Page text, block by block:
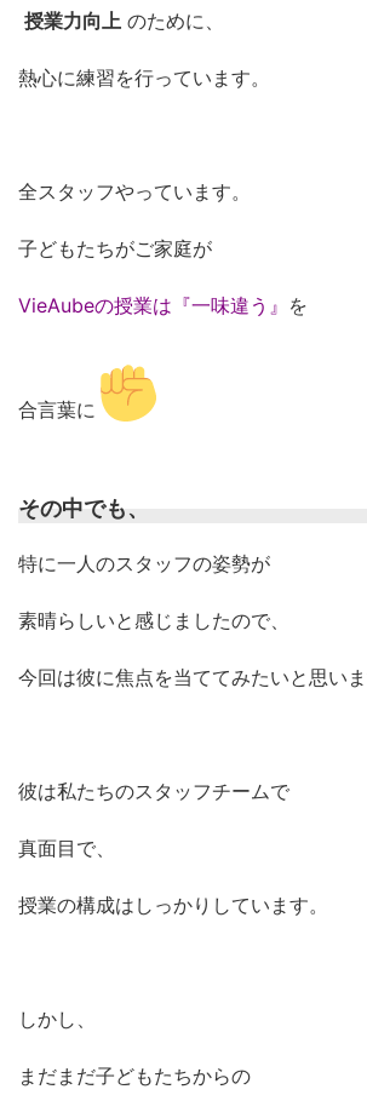
授業力向上 のために、
熱心に練習を行っています。
全スタッフやっています。
子どもたちがご家庭が
VieAubeの授業は『一味違う』 を
合言葉に
その中でも、
特に一人のスタッフの姿勢が
素晴らしいと感じましたので、
今回は彼に焦点を当ててみたいと思いま
彼は私たちのスタッフチームで
真面目で、
授業の構成はしっかりしています。
しかし、
まだまだ子どもたちからの